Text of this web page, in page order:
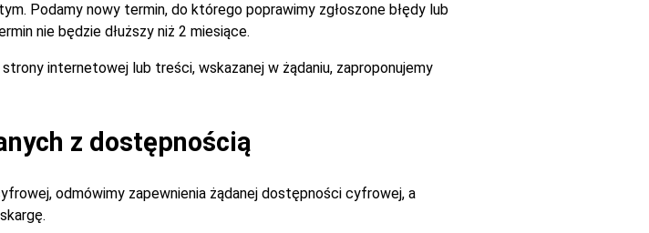
Podamy nowy termin, do którego poprawimy zgłoszone błędy lub
nie będzie dłuższy niż 2 miesiące.
internetowej lub treści, wskazanej w żądaniu, zaproponujemy
z dostępnością
odmówimy zapewnienia żądanej dostępności cyfrowej, a